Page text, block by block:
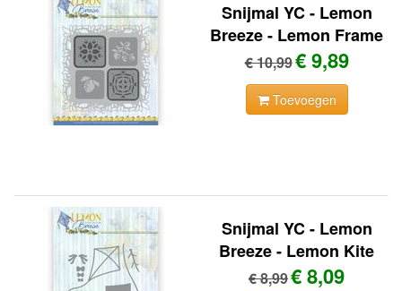
Snijmal YC - Lemon
Breeze - Lemon Frame
€ 10,99€ 9,89
Toevoegen
Snijmal YC - Lemon
Breeze - Lemon Kite
€ 8,99€ 8,09